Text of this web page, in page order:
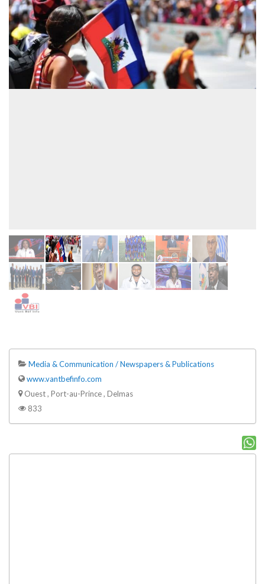
Media & Communication / Newspapers & Publications
www.vantbefinfo.com
Ouest , Port-au-Prince , Delmas
833